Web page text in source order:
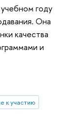
году
Она
качества
и
к участию